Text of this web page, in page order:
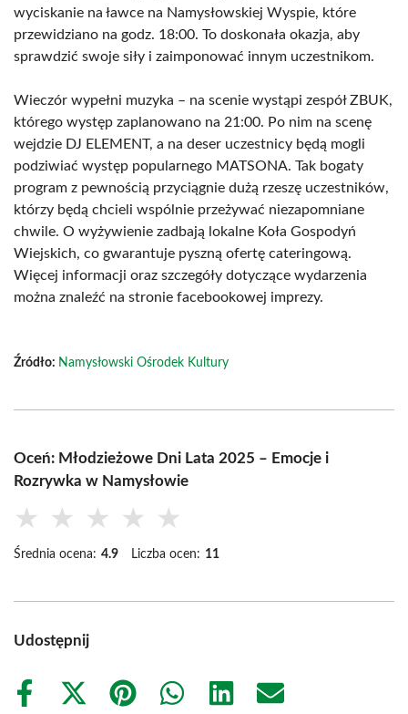
wyciskanie na ławce na Namysłowskiej Wyspie, które
przewidziano na godz. 18:00. To doskonała okazja, aby
sprawdzić swoje siły i zaimponować innym uczestnikom.
Wieczór wypełni muzyka – na scenie wystąpi zespół ZBUK,
którego występ zaplanowano na 21:00. Po nim na scenę
wejdzie DJ ELEMENT, a na deser uczestnicy będą mogli
podziwiać występ popularnego MATSONA. Tak bogaty
program z pewnością przyciągnie dużą rzeszę uczestników,
którzy będą chcieli wspólnie przeżywać niezapomniane
chwile. O wyżywienie zadbają lokalne Koła Gospodyń
Wiejskich, co gwarantuje pyszną ofertę cateringową.
Więcej informacji oraz szczegóły dotyczące wydarzenia
można znaleźć na stronie facebookowej imprezy.
Źródło: Namysłowski Ośrodek Kultury
Oceń: Młodzieżowe Dni Lata 2025 – Emocje i
Rozrywka w Namysłowie
★ ★ ★ ★ ★
Średnia ocena: 4.9 Liczba ocen: 11
Udostępnij
Share
Share
Share
Share
Share
Share